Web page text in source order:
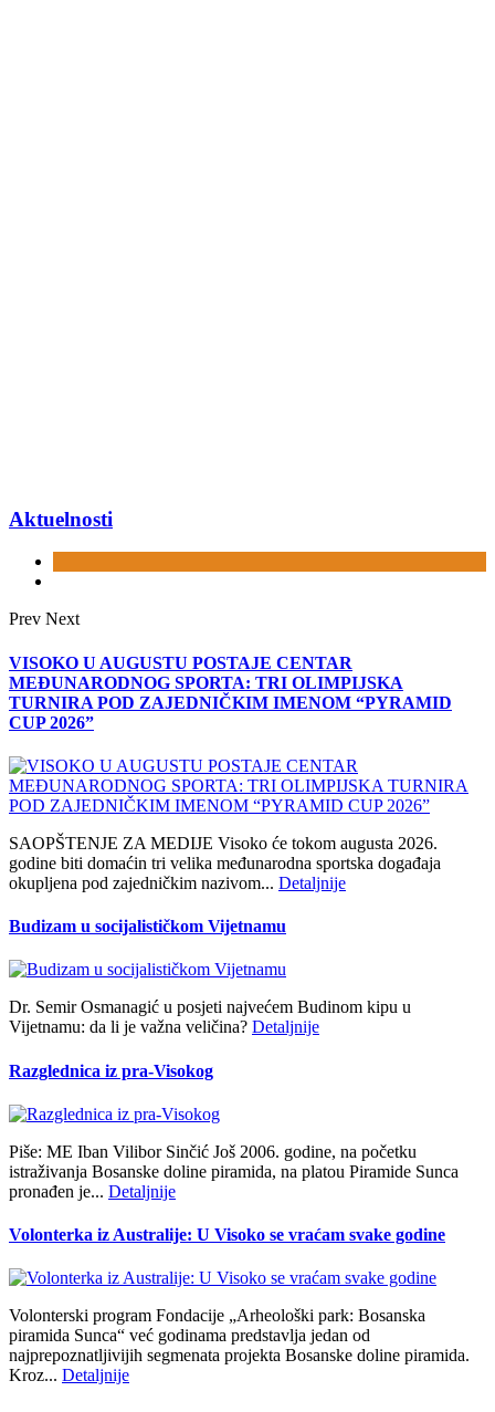
Aktuelnosti
Prev Next
VISOKO U AUGUSTU POSTAJE CENTAR
MEĐUNARODNOG SPORTA: TRI OLIMPIJSKA
TURNIRA POD ZAJEDNIČKIM IMENOM “PYRAMID
CUP 2026”
SAOPŠTENJE ZA MEDIJE Visoko će tokom augusta 2026.
godine biti domaćin tri velika međunarodna sportska događaja
okupljena pod zajedničkim nazivom... Detaljnije
Budizam u socijalističkom Vijetnamu
Dr. Semir Osmanagić u posjeti najvećem Budinom kipu u
Vijetnamu: da li je važna veličina? Detaljnije
Razglednica iz pra-Visokog
Piše: ME Iban Vilibor Sinčić Još 2006. godine, na početku
istraživanja Bosanske doline piramida, na platou Piramide Sunca
pronađen je... Detaljnije
Volonterka iz Australije: U Visoko se vraćam svake godine
Volonterski program Fondacije „Arheološki park: Bosanska
piramida Sunca“ već godinama predstavlja jedan od
najprepoznatljivijih segmenata projekta Bosanske doline piramida.
Kroz... Detaljnije